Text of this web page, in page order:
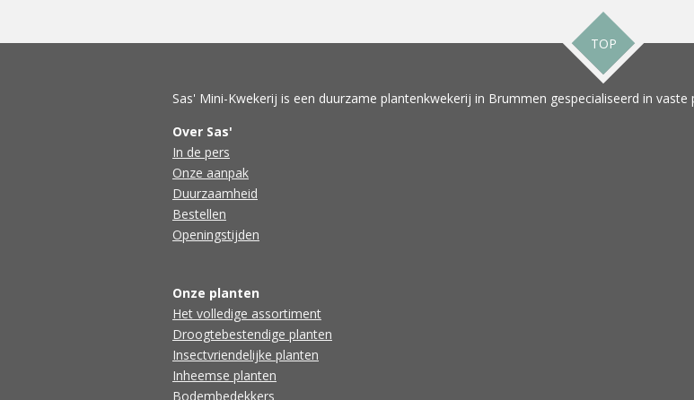
TOP
Sas' Mini-Kwekerij is een duurzame plantenkwekerij in Brummen gespecialiseerd in
Over Sas'
In de pers
Onze aanpak
Duurzaamheid
Bestellen
Openingstijden
Onze planten
Het volledige assortiment
Droogtebestendige planten
Insectvriendelijke planten
Inheemse planten
Bodembedekkers